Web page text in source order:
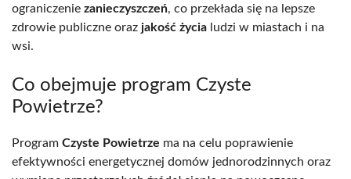
ograniczenie zanieczyszczeń, co przekłada się na lepsze
zdrowie publiczne oraz jakość życia ludzi w miastach i na
wsi.
Co obejmuje program Czyste
Powietrze?
Program Czyste Powietrze ma na celu poprawienie
efektywności energetycznej domów jednorodzinnych oraz